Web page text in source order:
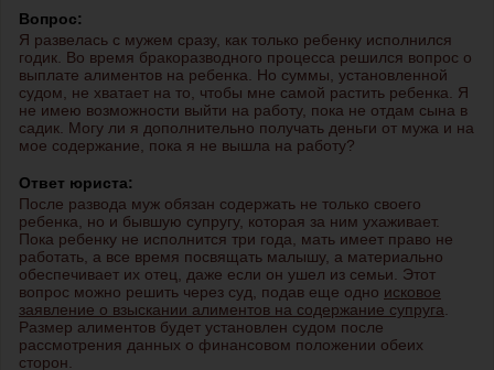
Вопрос:
Я развелась с мужем сразу, как только ребенку исполнился
годик. Во время бракоразводного процесса решился вопрос о
выплате алиментов на ребенка. Но суммы, установленной
судом, не хватает на то, чтобы мне самой растить ребенка. Я
не имею возможности выйти на работу, пока не отдам сына в
садик. Могу ли я дополнительно получать деньги от мужа и на
мое содержание, пока я не вышла на работу?
Ответ юриста:
После развода муж обязан содержать не только своего
ребенка, но и бывшую супругу, которая за ним ухаживает.
Пока ребенку не исполнится три года, мать имеет право не
работать, а все время посвящать малышу, а материально
обеспечивает их отец, даже если он ушел из семьи. Этот
вопрос можно решить через суд, подав еще одно исковое
заявление о взыскании алиментов на содержание супруга.
Размер алиментов будет установлен судом после
рассмотрения данных о финансовом положении обеих
сторон.